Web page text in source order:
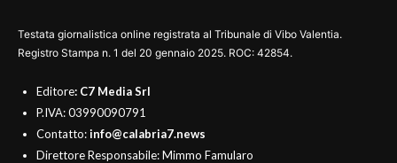
Testata giornalistica online registrata al Tribunale di Vibo Valentia.
Registro Stampa n. 1 del 20 gennaio 2025. ROC: 42854.
Editore: C7 Media Srl
P.IVA: 03990090791
Contatto:info@calabria7.news
Direttore Responsabile: Mimmo Famularo